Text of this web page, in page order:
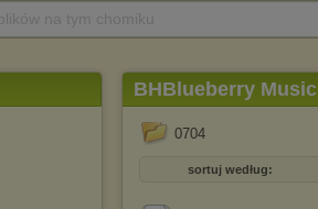
BHBlueberry Music
0704
sortuj według: